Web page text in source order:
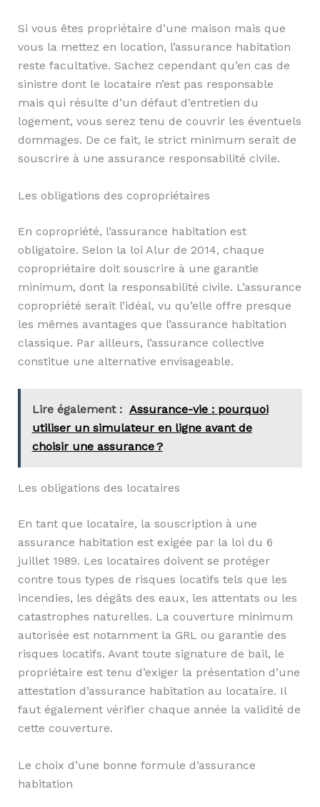
Si vous êtes propriétaire d’une maison mais que
vous la mettez en location, l’assurance habitation
reste facultative. Sachez cependant qu’en cas de
sinistre dont le locataire n’est pas responsable
mais qui résulte d’un défaut d’entretien du
logement, vous serez tenu de couvrir les éventuels
dommages. De ce fait, le strict minimum serait de
souscrire à une assurance responsabilité civile.
Les obligations des copropriétaires
En copropriété, l’assurance habitation est
obligatoire. Selon la loi Alur de 2014, chaque
copropriétaire doit souscrire à une garantie
minimum, dont la responsabilité civile. L’assurance
copropriété serait l’idéal, vu qu’elle offre presque
les mêmes avantages que l’assurance habitation
classique. Par ailleurs, l’assurance collective
constitue une alternative envisageable.
Lire également : Assurance-vie : pourquoi
utiliser un simulateur en ligne avant de
choisir une assurance ?
Les obligations des locataires
En tant que locataire, la souscription à une
assurance habitation est exigée par la loi du 6
juillet 1989. Les locataires doivent se protéger
contre tous types de risques locatifs tels que les
incendies, les dégâts des eaux, les attentats ou les
catastrophes naturelles. La couverture minimum
autorisée est notamment la GRL ou garantie des
risques locatifs. Avant toute signature de bail, le
propriétaire est tenu d’exiger la présentation d’une
attestation d’assurance habitation au locataire. Il
faut également vérifier chaque année la validité de
cette couverture.
Le choix d’une bonne formule d’assurance
habitation